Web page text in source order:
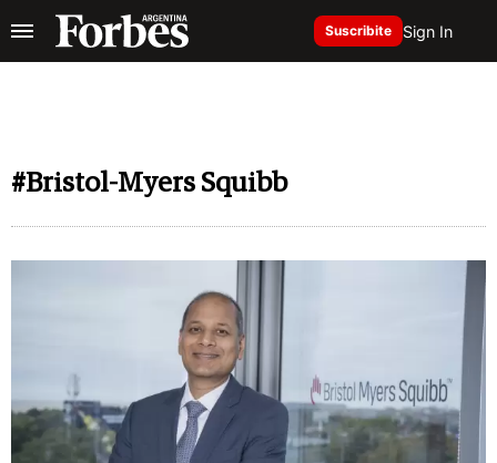
Suscribite Sign In
#Bristol-Myers Squibb